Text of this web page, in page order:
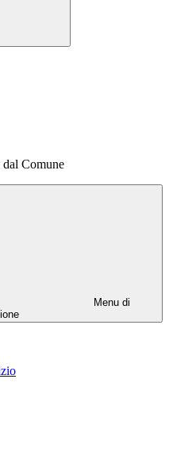
dal Comune
Menu di